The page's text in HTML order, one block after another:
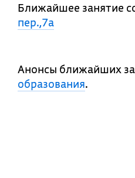
Ближайшее занятие
пер.,7а
Анонсы ближайших
образования.